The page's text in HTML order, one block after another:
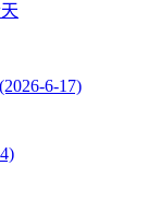
(2026-6-17)